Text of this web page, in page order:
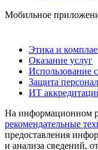
Мобильное
Этика и
Оказание услуг
Использование
Защита
ИТ
На информационном
рекомендательные
предоставления
и анализа сведений,